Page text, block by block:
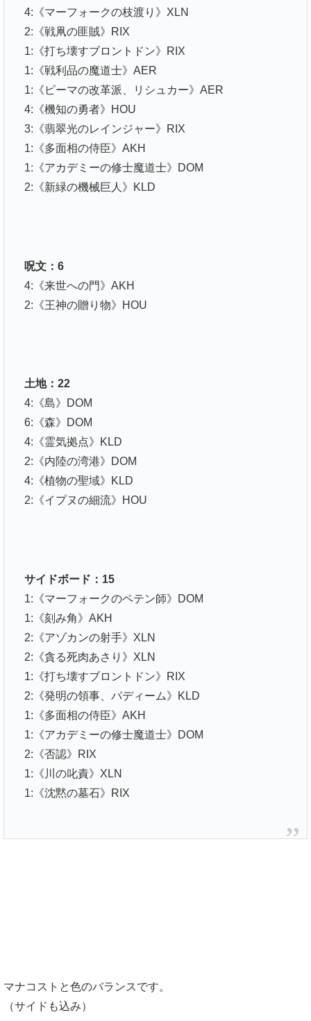
4:《マーフォークの枝渡り》XLN
2:《戦凧の匪賊》RIX
1:《打ち壊すブロントドン》RIX
1:《戦利品の魔道士》AER
1:《ピーマの改革派、リシュカー》AER
4:《機知の勇者》HOU
3:《翡翠光のレインジャー》RIX
1:《多面相の侍臣》AKH
1:《アカデミーの修士魔道士》DOM
2:《新緑の機械巨人》KLD
呪文：6
4:《来世への門》AKH
2:《王神の贈り物》HOU
土地：22
4:《島》DOM
6:《森》DOM
4:《霊気拠点》KLD
2:《内陸の湾港》DOM
4:《植物の聖域》KLD
2:《イプヌの細流》HOU
サイドボード：15
1:《マーフォークのペテン師》DOM
1:《刻み角》AKH
2:《アゾカンの射手》XLN
2:《貪る死肉あさり》XLN
1:《打ち壊すブロントドン》RIX
2:《発明の領事、パディーム》KLD
1:《多面相の侍臣》AKH
1:《アカデミーの修士魔道士》DOM
2:《否認》RIX
1:《川の叱責》XLN
1:《沈黙の墓石》RIX
マナコストと色のバランスです。
（サイドも込み）